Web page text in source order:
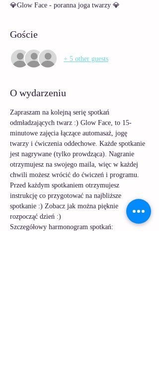
💎Glow Face - poranna joga twarzy 💎
Goście
+ 5 other guests
O wydarzeniu
Zapraszam na kolejną serię spotkań
odmładzających twarz :) Glow Face, to 15-
minutowe zajęcia łączące automasaż, jogę
twarzy i ćwiczenia oddechowe. Każde spotkanie
jest nagrywane (tylko prowdząca). Nagranie
otrzymujesz na swojego maila, więc w każdej
chwili możesz wrócić do ćwiczeń i programu.
Przed każdym spotkaniem otrzymujesz
instrukcję co przygotować na najbliższe
spotkanie :) Zobacz jak można pięknie
rozpocząć dzień :)
Szczegółowy harmonogram spotkań: